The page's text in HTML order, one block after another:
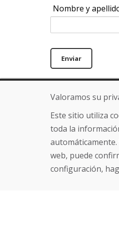
Nombre y
Enviar
Línea de
+421 919 282 306
Valoramos su
Este sitio utiliza
toda la
web, puede
configuración,